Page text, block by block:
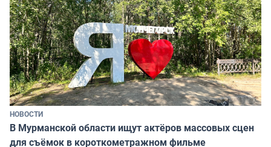
НОВОСТИ
В Мурманской области ищут актёров массовых сцен
для съёмок в короткометражном фильме